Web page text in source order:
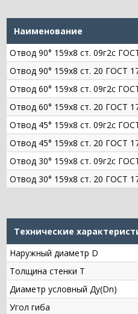
Наименование
Отвод 90° 159х8 ст. 09г2с
Отвод 90° 159х8 ст. 20 ГОСТ
Отвод 60° 159х8 ст. 09г2с
Отвод 60° 159х8 ст. 20 ГОСТ
Отвод 45° 159х8 ст. 09г2с
Отвод 45° 159х8 ст. 20 ГОСТ
Отвод 30° 159х8 ст. 09г2с
Отвод 30° 159х8 ст. 20 ГОСТ
Технические
Наружный диаметр D
Толщина стенки Т
Диаметр условный Ду(Dn)
Угол гиба